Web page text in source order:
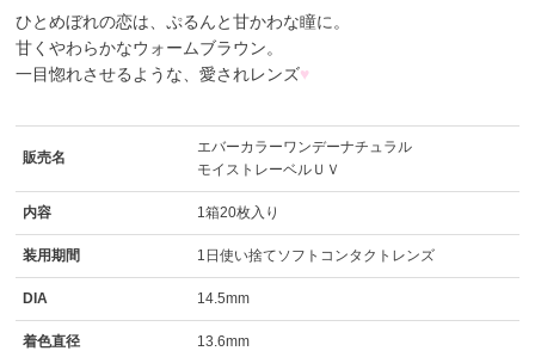
ひとめぼれの恋は、ぷるんと甘かわな瞳に。
甘くやわらかなウォームブラウン。
一目惚れさせるような、愛されレンズ♥
販売名
エバーカラーワンデーナチュラル
モイストレーベルＵＶ
内容 1箱20枚入り
装用期間 1日使い捨てソフトコンタクトレンズ
DIA 14.5mm
着色直径 13.6mm